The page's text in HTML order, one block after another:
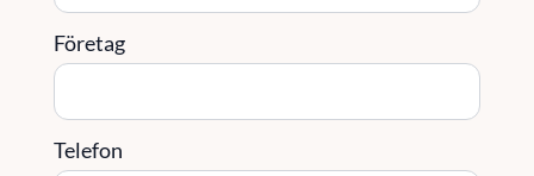
Företag
Telefon